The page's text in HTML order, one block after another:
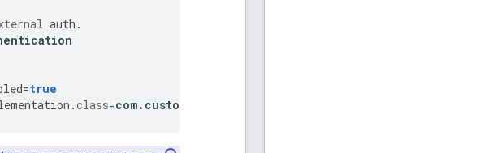
auth .
=true
.class=com. customer